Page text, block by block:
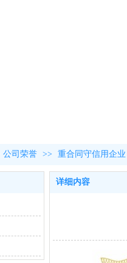
公司荣誉 >> 重合同守信用企业
详细内容